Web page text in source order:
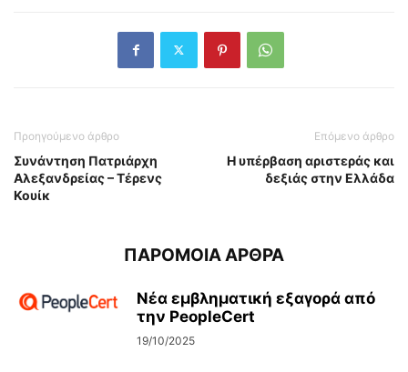
Προηγούμενο άρθρο
Συνάντηση Πατριάρχη
Αλεξανδρείας – Τέρενς
Κουίκ
Επόμενο άρθρο
Η υπέρβαση αριστεράς και
δεξιάς στην Ελλάδα
ΠΑΡΟΜΟΙΑ ΑΡΘΡΑ
Νέα εμβληματική εξαγορά από
την PeopleCert
19/10/2025